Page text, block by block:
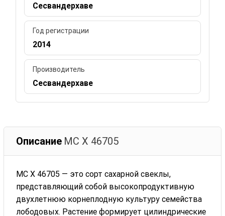
Сесвандерхаве
Год регистрации
2014
Производитель
Сесвандерхаве
Описание МС Х 46705
МС Х 46705 — это сорт сахарной свеклы,
представляющий собой высокопродуктивную
двухлетнюю корнеплодную культуру семейства
лободовых. Растение формирует цилиндрические